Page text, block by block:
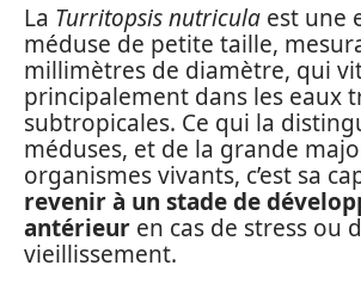
La Turritopsis nutricula est une
méduse de petite taille,
millimètres de diamètre, qui
principalement dans les eaux
subtropicales. Ce qui la
méduses, et de la grande
organismes vivants, c’est sa
revenir à un stade de
antérieur en cas de stress ou
vieillissement.